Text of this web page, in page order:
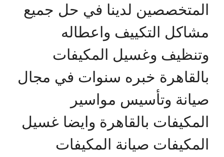
المتخصصين لدينا في حل جميع
مشاكل التكييف واعطاله
وتنظيف وغسيل المكيفات
بالقاهرة خبره سنوات في مجال
صيانة وتأسيس مواسير
المكيفات بالقاهرة وايضا غسيل
المكيفات صيانة المكيفات